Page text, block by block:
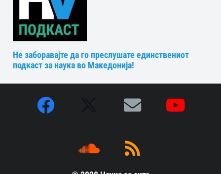
Не заборавајте да го преслушате единствениот
подкаст за наука во Македонија!